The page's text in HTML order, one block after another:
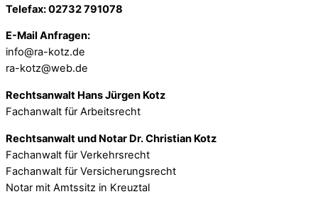
Telefax: 02732 791078
E-Mail Anfragen:
info@ra-kotz.de
ra-kotz@web.de
Rechtsanwalt Hans Jürgen Kotz
Fachanwalt für Arbeitsrecht
Rechtsanwalt und Notar Dr. Christian Kotz
Fachanwalt für Verkehrsrecht
Fachanwalt für Versicherungsrecht
Notar mit Amtssitz in Kreuztal